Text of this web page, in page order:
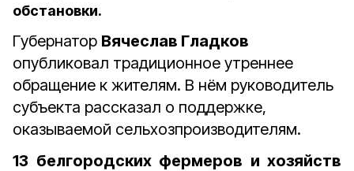
обстановки.
Губернатор Вячеслав Гладков
опубликовал традиционное утреннее
обращение к жителям. В нём руководитель
субъекта рассказал о поддержке,
оказываемой сельхозпроизводителям.
13 белгородских фермеров и хозяйств